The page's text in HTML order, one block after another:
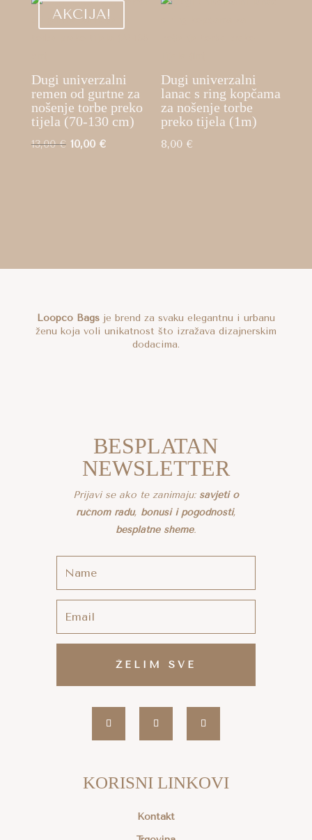
AKCIJA!
Dugi univerzalni
remen od gurtne za
nošenje torbe preko
tijela (70-130 cm)
13,00€ Izvorna
10,00 €Trenutna
Dugi univerzalni
lanac s ring kopčama
za nošenje torbe
preko tijela (1m)
8,00€
Loopco Bagsje brend za svaku elegantnu i urbanu
ženu koja voli unikatnost što izražava dizajnerskim
dodacima.
BESPLATAN
NEWSLETTER
Prijavi se ako te zanimaju: savjeti o
ručnom radu, bonusi i pogodnosti,
besplatne sheme.
ŽELIM SVE
KORISNI LINKOVI
Kontakt